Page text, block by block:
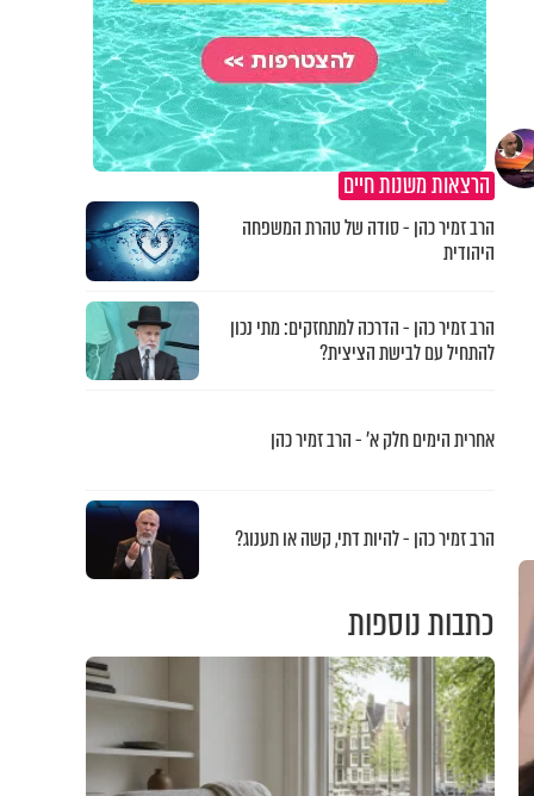
הרצאות משנות חיים
הרב זמיר כהן - סודה של טהרת המשפחה
היהודית
הרב זמיר כהן - הדרכה למתחזקים: מתי נכון
להתחיל עם לבישת הציצית?
אחרית הימים חלק א’ - הרב זמיר כהן
הרב זמיר כהן - להיות דתי, קשה או תענוג?
כתבות נוספות